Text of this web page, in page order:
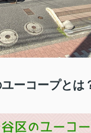
ーコープとは